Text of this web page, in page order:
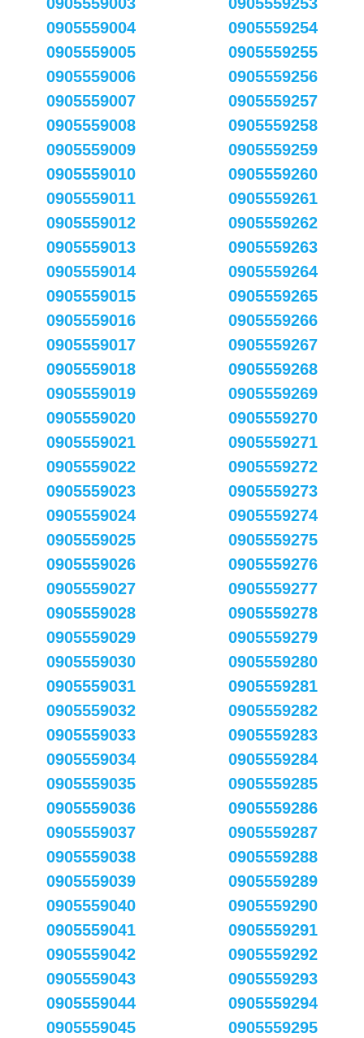
0905559004
0905559005
0905559006
0905559007
0905559008
0905559009
0905559010
0905559011
0905559012
0905559013
0905559014
0905559015
0905559016
0905559017
0905559018
0905559019
0905559020
0905559021
0905559022
0905559023
0905559024
0905559025
0905559026
0905559027
0905559028
0905559029
0905559030
0905559031
0905559032
0905559033
0905559034
0905559035
0905559036
0905559037
0905559038
0905559039
0905559040
0905559041
0905559042
0905559043
0905559044
0905559045
0905559254
0905559255
0905559256
0905559257
0905559258
0905559259
0905559260
0905559261
0905559262
0905559263
0905559264
0905559265
0905559266
0905559267
0905559268
0905559269
0905559270
0905559271
0905559272
0905559273
0905559274
0905559275
0905559276
0905559277
0905559278
0905559279
0905559280
0905559281
0905559282
0905559283
0905559284
0905559285
0905559286
0905559287
0905559288
0905559289
0905559290
0905559291
0905559292
0905559293
0905559294
0905559295